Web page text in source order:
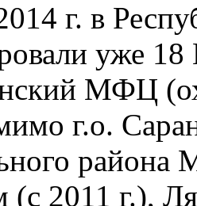
г. в
уже
МФЦ
г.о.
(с 2011 г.),